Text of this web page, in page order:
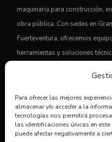
Para ofrecer las mejores
almacenar y/o acceder a la
tecnologías nos permitirá
las identificaciones únicas en
puede afectar negativamente a
maquinaria para construcción,
obra pública. Con sedes en
Fuerteventura, ofrecemos
herramientas y soluciones